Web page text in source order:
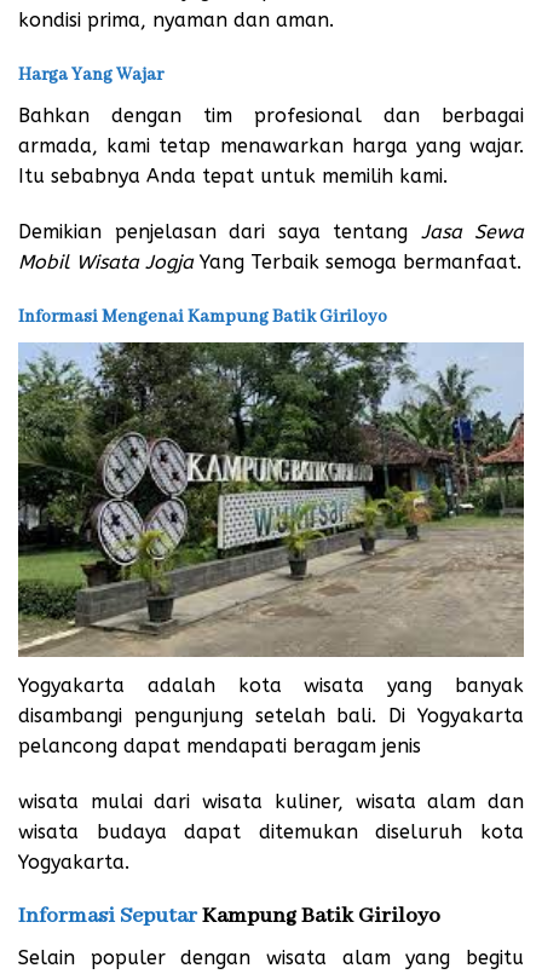
kondisi prima, nyaman dan aman.
Harga Yang Wajar
Bahkan dengan tim profesional dan berbagai
armada, kami tetap menawarkan harga yang wajar.
Itu sebabnya Anda tepat untuk memilih kami.
Demikian penjelasan dari saya tentang Jasa Sewa
Mobil Wisata JogjaYang Terbaik semoga bermanfaat.
Informasi Mengenai Kampung Batik Giriloyo
Yogyakarta adalah kota wisata yang banyak
disambangi pengunjung setelah bali. Di Yogyakarta
pelancong dapat mendapati beragam jenis
wisata mulai dari wisata kuliner, wisata alam dan
wisata budaya dapat ditemukan diseluruh kota
Yogyakarta.
Informasi SeputarKampung Batik Giriloyo
Selain populer dengan wisata alam yang begitu